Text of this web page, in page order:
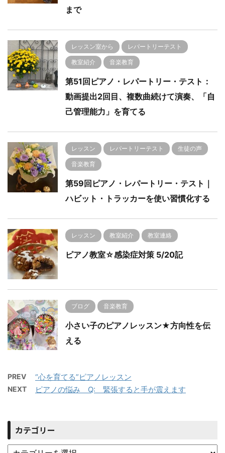
まで
レッスン室から レパートリーテスト
教室紹介 音楽教育
第51回ピアノ・レパートリー・テスト：
動画提出2回目、複数曲続けて演奏、「自
己管理能力」を育てる
レッスン レパートリーテスト 生徒の声
音楽教育
第59回ピアノ・レパートリー・テスト｜
ハビット・トラッカーを使い習慣化する
レッスン 教室紹介 教室連絡
ピアノ教室☆感染症対策 5/20記
ブログ 音楽教育
小さい子のピアノレッスン★方向性を伝
える
PREV “心を育てる”ピアノレッスン
NEXT ピアノの悩み Q: 緊張すると手が震えます
カテゴリー